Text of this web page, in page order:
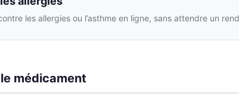
les allergies ou l’asthme en ligne, sans attendre un
médicament